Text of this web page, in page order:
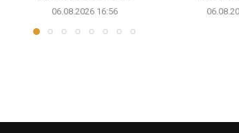
06.08.2026 16:56